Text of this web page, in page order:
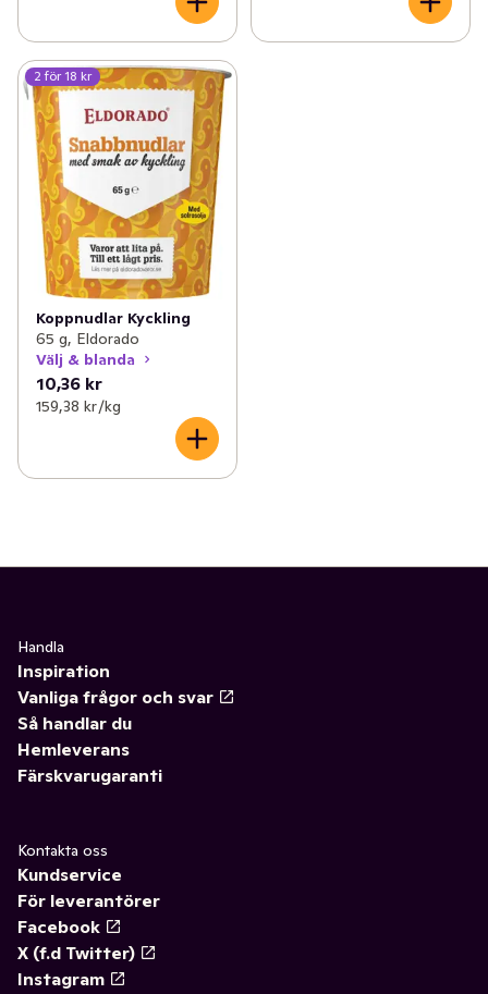
2 för 18 kr
Koppnudlar Kyckling
65 g, Eldorado
Välj & blanda
10,36 kr
159,38 kr /kg
Handla
Inspiration
Vanliga frågor och svar
Så handlar du
Hemleverans
Färskvarugaranti
Kontakta oss
Kundservice
För leverantörer
Facebook
X (f.d Twitter)
Instagram